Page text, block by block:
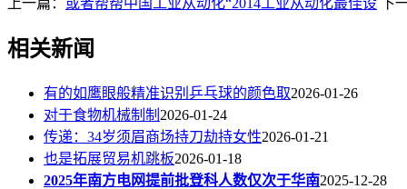
相关新闻
有的如鹰眼般精准识别乒乓球的颜色取2026-01-26
对于食物机械制制 2026-01-24
传递：34岁须眉商场持刀劫持女性2026-01-21
也是拓展贸易机跳板2026-01-18
2025年南方电网提前批登科人数仅次于华南2025-12-28